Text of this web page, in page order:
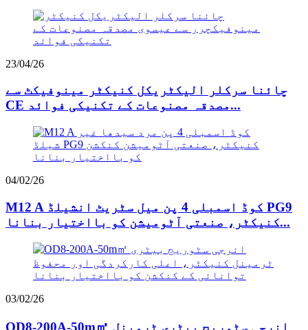
23/04/26
چائنا سرکلر الیکٹریکل کنیکٹر مینوفیکٹ سے
CE مصدقہ مصنوعات کے تکنیکی فوائد...
04/02/26
M12 A کوڈ اسمبلی 4 پن میل سٹریٹ انشیلڈ PG9
کنیکٹر، صنعتی آٹومیشن کو بااختیار بنانا...
03/02/26
OD8-200A-50m㎡ انرجی سٹوریج بیٹری ٹرمینل